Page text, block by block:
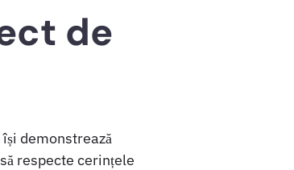
de
demonstrează
respecte cerințele